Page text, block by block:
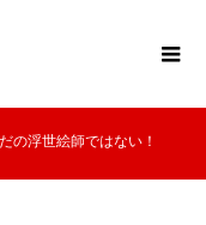
の浮世絵師ではない！